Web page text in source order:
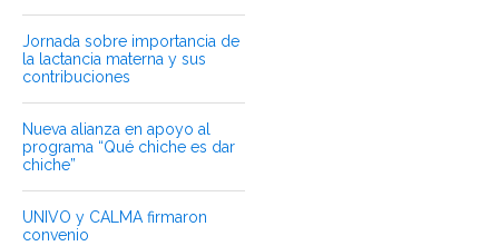
Jornada sobre importancia de
la lactancia materna y sus
contribuciones
Nueva alianza en apoyo al
programa “Qué chiche es dar
chiche”
UNIVO y CALMA firmaron
convenio